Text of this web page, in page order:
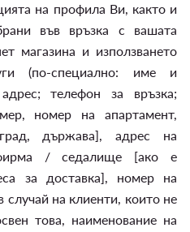
на профила Ви, както и
във връзка с вашата
магазина и използването
(по-специално: име и
телефон за връзка;
номер на апартамент,
държава], адрес на
/ седалище [ако е
за доставка], номер на
случай на клиенти, които не
това, наименование на